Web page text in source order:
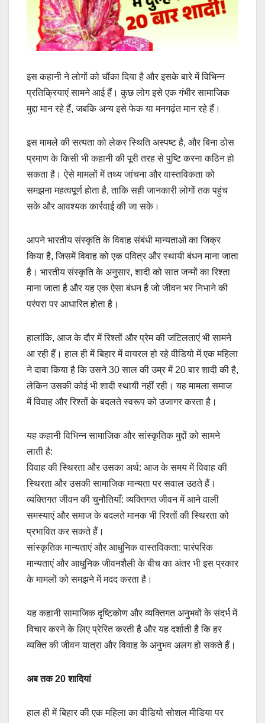
इस कहानी ने लोगों को चौंका दिया है और इसके बारे में विभिन्न
प्रतिक्रियाएं सामने आई हैं। कुछ लोग इसे एक गंभीर सामाजिक
मुद्दा मान रहे हैं, जबकि अन्य इसे फेक या मनगढ़ंत मान रहे हैं।
इस मामले की सत्यता को लेकर स्थिति अस्पष्ट है, और बिना ठोस
प्रमाण के किसी भी कहानी की पूरी तरह से पुष्टि करना कठिन हो
सकता है। ऐसे मामलों में तथ्य जांचना और वास्तविकता को
समझना महत्वपूर्ण होता है, ताकि सही जानकारी लोगों तक पहुंच
सके और आवश्यक कार्रवाई की जा सके।
आपने भारतीय संस्कृति के विवाह संबंधी मान्यताओं का जिक्र
किया है, जिसमें विवाह को एक पवित्र और स्थायी बंधन माना जाता
है। भारतीय संस्कृति के अनुसार, शादी को सात जन्मों का रिश्ता
माना जाता है और यह एक ऐसा बंधन है जो जीवन भर निभाने की
परंपरा पर आधारित होता है।
हालांकि, आज के दौर में रिश्तों और प्रेम की जटिलताएं भी सामने
आ रही हैं। हाल ही में बिहार में वायरल हो रहे वीडियो में एक महिला
ने दावा किया है कि उसने 30 साल की उम्र में 20 बार शादी की है,
लेकिन उसकी कोई भी शादी स्थायी नहीं रही। यह मामला समाज
में विवाह और रिश्तों के बदलते स्वरूप को उजागर करता है।
यह कहानी विभिन्न सामाजिक और सांस्कृतिक मुद्दों को सामने
लाती है:
विवाह की स्थिरता और उसका अर्थ: आज के समय में विवाह की
स्थिरता और उसकी सामाजिक मान्यता पर सवाल उठते हैं।
व्यक्तिगत जीवन की चुनौतियाँ: व्यक्तिगत जीवन में आने वाली
समस्याएं और समाज के बदलते मानक भी रिश्तों की स्थिरता को
प्रभावित कर सकते हैं।
सांस्कृतिक मान्यताएं और आधुनिक वास्तविकता: पारंपरिक
मान्यताएं और आधुनिक जीवनशैली के बीच का अंतर भी इस प्रकार
के मामलों को समझने में मदद करता है।
यह कहानी सामाजिक दृष्टिकोण और व्यक्तिगत अनुभवों के संदर्भ में
विचार करने के लिए प्रेरित करती है और यह दर्शाती है कि हर
व्यक्ति की जीवन यात्रा और विवाह के अनुभव अलग हो सकते हैं।
अब तक 20 शादियां
हाल ही में बिहार की एक महिला का वीडियो सोशल मीडिया पर